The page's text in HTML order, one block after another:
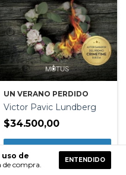
de
de compra.
ENTENDIDO
UN VERANO PERDIDO
Victor Pavic Lundberg
$34.500,00